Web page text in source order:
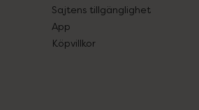
Sajtens tillgänglighet
App
Köpvillkor